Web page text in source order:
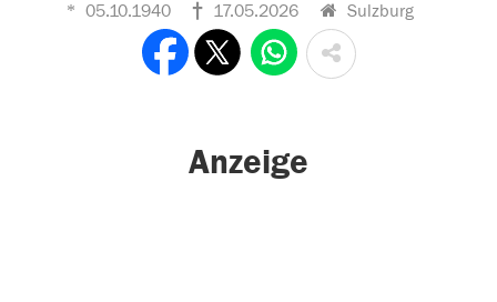
05.10.1940 17.05.2026 Sulzburg
Anzeige